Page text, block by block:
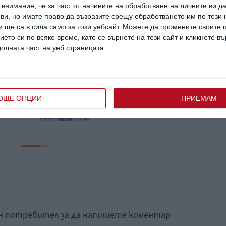
че за част от начините на обработване на личните ви
ви, но имате право да възразите срещу обработването им по тези
ще са в сила само за този уебсайт. Можете да промените своите
си по всяко време, като се върнете на този сайт и кликнете
част на уеб страницата.
ОПЦИИ ПРИЕМАМ
за
Без пигментни петна
през бременността
потребител за да напишете коментар